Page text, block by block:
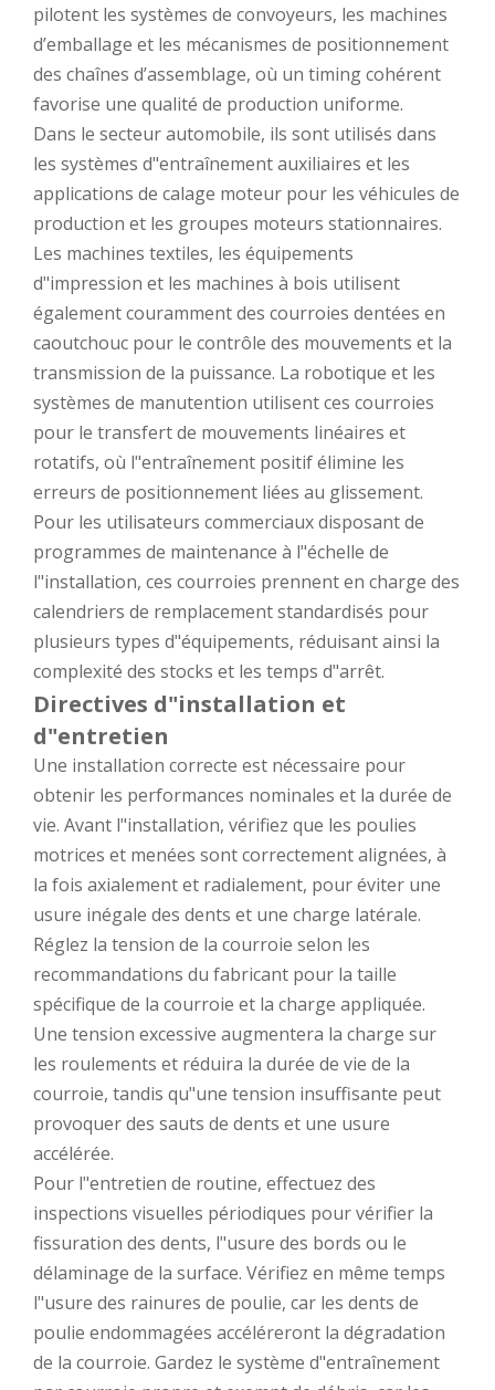
pilotent les systèmes de convoyeurs, les machines
d’emballage et les mécanismes de positionnement
des chaînes d’assemblage, où un timing cohérent
favorise une qualité de production uniforme.
Dans le secteur automobile, ils sont utilisés dans
les systèmes d"entraînement auxiliaires et les
applications de calage moteur pour les véhicules de
production et les groupes moteurs stationnaires.
Les machines textiles, les équipements
d"impression et les machines à bois utilisent
également couramment des courroies dentées en
caoutchouc pour le contrôle des mouvements et la
transmission de la puissance. La robotique et les
systèmes de manutention utilisent ces courroies
pour le transfert de mouvements linéaires et
rotatifs, où l"entraînement positif élimine les
erreurs de positionnement liées au glissement.
Pour les utilisateurs commerciaux disposant de
programmes de maintenance à l"échelle de
l"installation, ces courroies prennent en charge des
calendriers de remplacement standardisés pour
plusieurs types d"équipements, réduisant ainsi la
complexité des stocks et les temps d"arrêt.
Directives d"installation et
d"entretien
Une installation correcte est nécessaire pour
obtenir les performances nominales et la durée de
vie. Avant l"installation, vérifiez que les poulies
motrices et menées sont correctement alignées, à
la fois axialement et radialement, pour éviter une
usure inégale des dents et une charge latérale.
Réglez la tension de la courroie selon les
recommandations du fabricant pour la taille
spécifique de la courroie et la charge appliquée.
Une tension excessive augmentera la charge sur
les roulements et réduira la durée de vie de la
courroie, tandis qu"une tension insuffisante peut
provoquer des sauts de dents et une usure
accélérée.
Pour l"entretien de routine, effectuez des
inspections visuelles périodiques pour vérifier la
fissuration des dents, l"usure des bords ou le
délaminage de la surface. Vérifiez en même temps
l"usure des rainures de poulie, car les dents de
poulie endommagées accéléreront la dégradation
de la courroie. Gardez le système d"entraînement